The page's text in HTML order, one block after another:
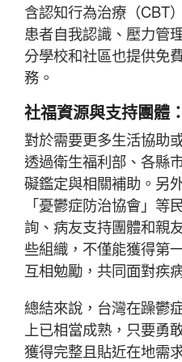
含認知行為治療（CBT
患者自我認識、壓力管
分學校和社區也提供免
務。
社福資源與支持團體
對於需要更多生活協助
透過衛生福利部、各縣
礙鑑定與相關補助。另
「憂鬱症防治協會」等
詢、病友支持團體和親
些組織，不僅能獲得第
互相勉勵，共同面對疾
總結來說，台灣在躁鬱
上已相當成熟，只要勇
獲得完整且貼近在地需